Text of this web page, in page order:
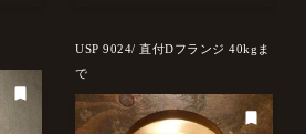
USP 9024/ 直付Dフランジ 40kgま
で